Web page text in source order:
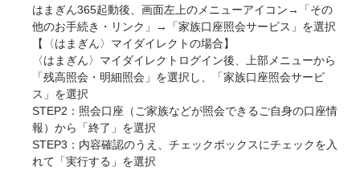
はまぎん365起動後、画面左上のメニューアイコン→「その
他のお手続き・リンク」→「家族口座照会サービス」を選択
【〈はまぎん〉マイダイレクトの場合】
〈はまぎん〉マイダイレクトログイン後、上部メニューから
「残高照会・明細照会」を選択し、「家族口座照会サービ
ス」を選択
STEP2：照会口座（ご家族などが照会できるご自身の口座情
報）から「終了」を選択
STEP3：内容確認のうえ、チェックボックスにチェックを入
れて「実行する」を選択